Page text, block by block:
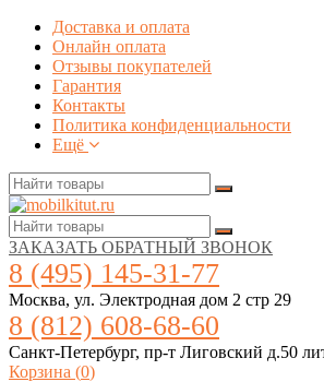
Доставка и оплата
Онлайн оплата
Отзывы покупателей
Гарантия
Контакты
Политика конфиденциальности
Ещё
ЗАКАЗАТЬ ОБРАТНЫЙ ЗВОНОК
8 (495) 145-31-77
Москва, ул. Электродная дом 2 стр 29
8 (812) 608-68-60
Санкт-Петербург, пр-т Лиговский д.50
Корзина (0)